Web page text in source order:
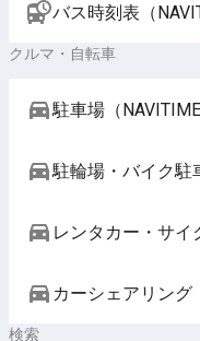
バス時刻表（
クルマ・自転車
駐車場（NAVITIME
駐輪場・バイク駐
レンタカー・サイ
カーシェアリング
検索